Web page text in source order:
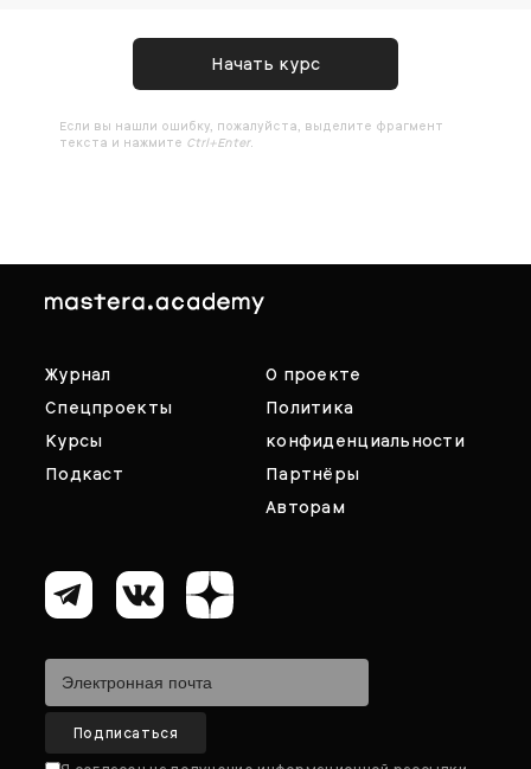
Начать курс
Ecли вы нашли ошибку, пожалуйста, выделите фрагмент
текста и нажмите Ctrl+Enter.
Журнал
Спецпроекты
Курсы
Подкаст
О проекте
Политика
конфиденциальности
Партнёры
Авторам